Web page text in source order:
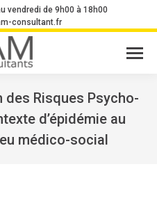
vendredi de 9h00 à 18h00
consultant.fr
des Risques Psycho-
d’épidémie au
médico-social